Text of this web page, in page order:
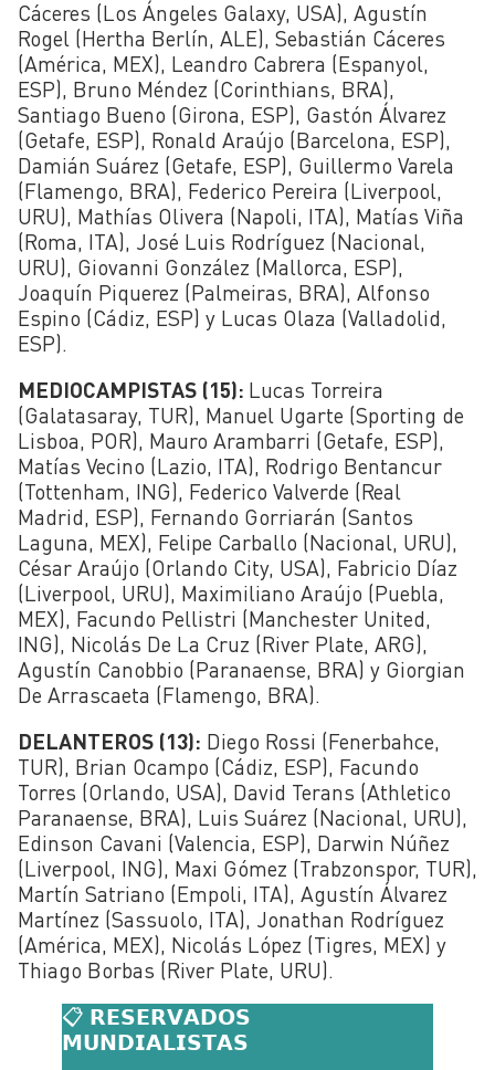
Cáceres (Los Ángeles Galaxy, USA), Agustín
Rogel (Hertha Berlín, ALE), Sebastián Cáceres
(América, MEX), Leandro Cabrera (Espanyol,
ESP), Bruno Méndez (Corinthians, BRA),
Santiago Bueno (Girona, ESP), Gastón Álvarez
(Getafe, ESP), Ronald Araújo (Barcelona, ESP),
Damián Suárez (Getafe, ESP), Guillermo Varela
(Flamengo, BRA), Federico Pereira (Liverpool,
URU), Mathías Olivera (Napoli, ITA), Matías Viña
(Roma, ITA), José Luis Rodríguez (Nacional,
URU), Giovanni González (Mallorca, ESP),
Joaquín Piquerez (Palmeiras, BRA), Alfonso
Espino (Cádiz, ESP) y Lucas Olaza (Valladolid,
ESP).
MEDIOCAMPISTAS (15): Lucas Torreira
(Galatasaray, TUR), Manuel Ugarte (Sporting de
Lisboa, POR), Mauro Arambarri (Getafe, ESP),
Matías Vecino (Lazio, ITA), Rodrigo Bentancur
(Tottenham, ING), Federico Valverde (Real
Madrid, ESP), Fernando Gorriarán (Santos
Laguna, MEX), Felipe Carballo (Nacional, URU),
César Araújo (Orlando City, USA), Fabricio Díaz
(Liverpool, URU), Maximiliano Araújo (Puebla,
MEX), Facundo Pellistri (Manchester United,
ING), Nicolás De La Cruz (River Plate, ARG),
Agustín Canobbio (Paranaense, BRA) y Giorgian
De Arrascaeta (Flamengo, BRA).
DELANTEROS (13): Diego Rossi (Fenerbahce,
TUR), Brian Ocampo (Cádiz, ESP), Facundo
Torres (Orlando, USA), David Terans (Athletico
Paranaense, BRA), Luis Suárez (Nacional, URU),
Edinson Cavani (Valencia, ESP), Darwin Núñez
(Liverpool, ING), Maxi Gómez (Trabzonspor, TUR),
Martín Satriano (Empoli, ITA), Agustín Álvarez
Martínez (Sassuolo, ITA), Jonathan Rodríguez
(América, MEX), Nicolás López (Tigres, MEX) y
Thiago Borbas (River Plate, URU).
📋 𝗥𝗘𝗦𝗘𝗥𝗩𝗔𝗗𝗢𝗦
𝗠𝗨𝗡𝗗𝗜𝗔𝗟𝗜𝗦𝗧𝗔𝗦